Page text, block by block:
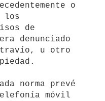
o
los
de
denunciado
u otro
móvil